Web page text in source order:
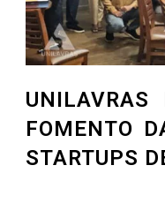
UNILAVRAS
FOMENTO
STARTUPS